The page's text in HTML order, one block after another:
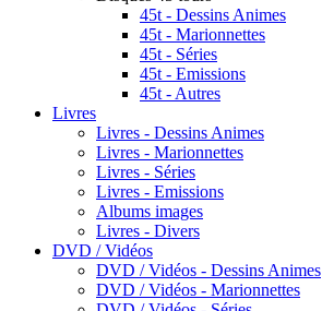
45t - Dessins Animes
45t - Marionnettes
45t - Séries
45t - Emissions
45t - Autres
Livres
Livres - Dessins Animes
Livres - Marionnettes
Livres - Séries
Livres - Emissions
Albums images
Livres - Divers
DVD / Vidéos
DVD / Vidéos - Dessins Animes
DVD / Vidéos - Marionnettes